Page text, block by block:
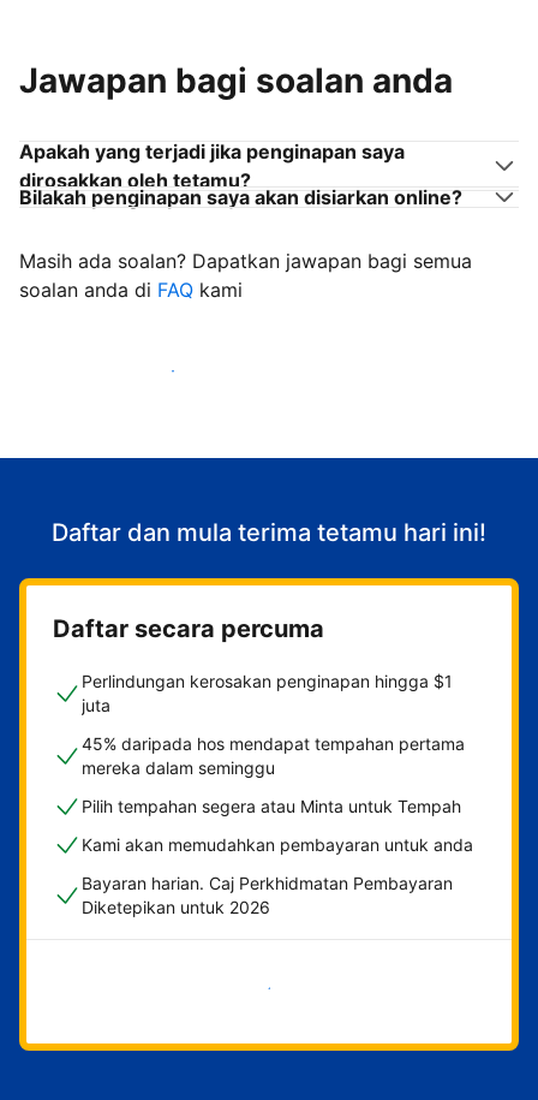
Jawapan bagi soalan anda
Apakah yang terjadi jika penginapan saya
dirosakkan oleh tetamu?
Bilakah penginapan saya akan disiarkan online?
Masih ada soalan? Dapatkan jawapan bagi semua
soalan anda di FAQ kami
Mula mengalu-alukan tetamu
Daftar dan mula terima tetamu hari ini!
Daftar secara percuma
Perlindungan kerosakan penginapan hingga $1
juta
45% daripada hos mendapat tempahan pertama
mereka dalam seminggu
Pilih tempahan segera atau Minta untuk Tempah
Kami akan memudahkan pembayaran untuk anda
Bayaran harian. Caj Perkhidmatan Pembayaran
Diketepikan untuk 2026
Mulakan sekarang